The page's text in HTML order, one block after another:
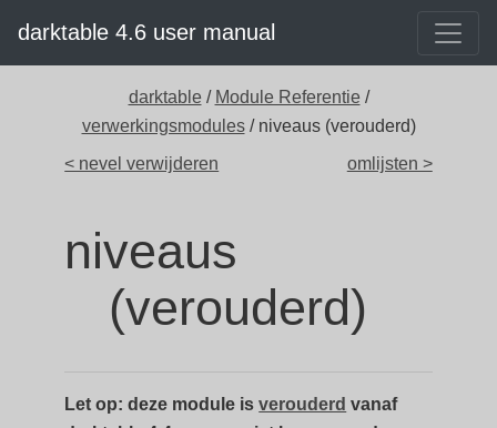
darktable 4.6 user manual
darktable / Module Referentie /
verwerkingsmodules/ niveaus (verouderd)
< nevel verwijderen
omlijsten >
niveaus
(verouderd)
Let op: deze module isverouderd vanaf